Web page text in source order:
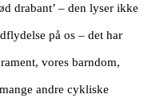
drabant’ – den lyser ikke
på os – det har
vores barndom,
andre cykliske